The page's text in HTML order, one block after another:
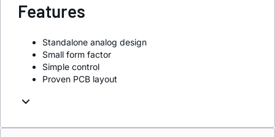
Features
Standalone analog design
Small form factor
Simple control
Proven PCB layout